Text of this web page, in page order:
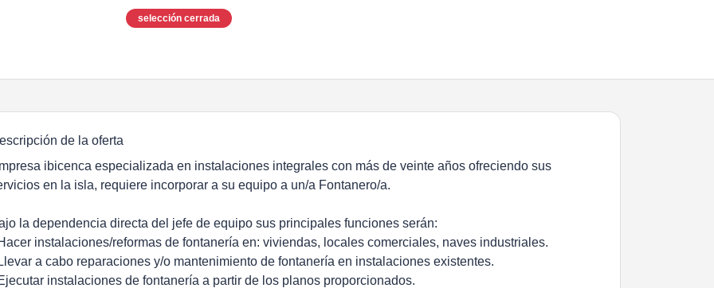
selección cerrada
de la oferta
ibicenca especializada en instalaciones integrales con más de veinte años ofreciendo sus
en la isla, requiere incorporar a su equipo a un/a Fontanero/a.
la dependencia directa del jefe de equipo sus principales funciones serán:
instalaciones/reformas de fontanería en: viviendas, locales comerciales, naves industriales.
a cabo reparaciones y/o mantenimiento de fontanería en instalaciones existentes.
instalaciones de fontanería a partir de los planos proporcionados.